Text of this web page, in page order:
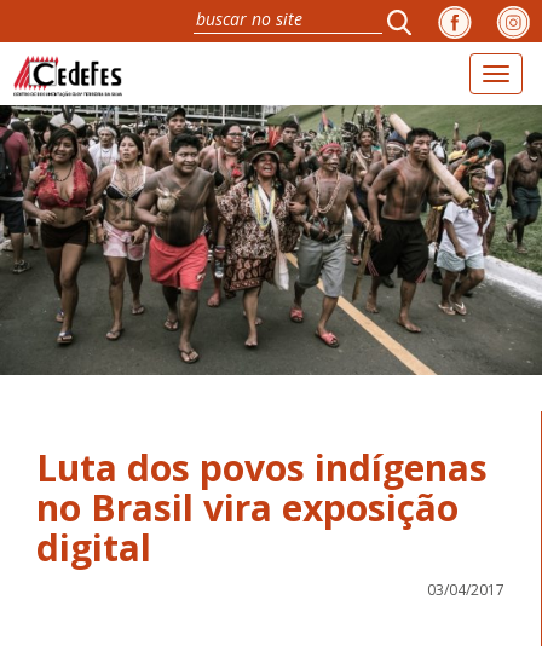
Luta dos povos indígenas
no Brasil vira exposição
digital
03/04/2017